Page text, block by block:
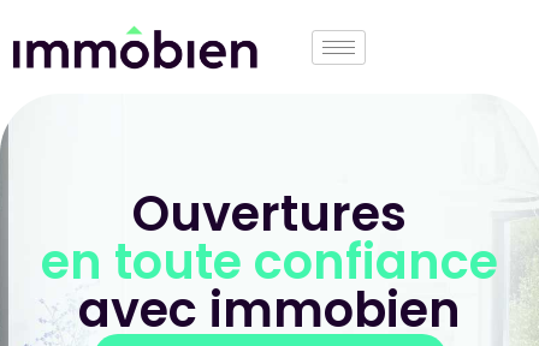
Ouvertures
en toute confiance
avec immobien